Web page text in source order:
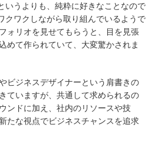
いうよりも、純粋に好きなことなので
クワクしながら取り組んでいるようで
ォリオを見せてもらうと、目を見張
めて作られていて、大変驚かされま
ビジネスデザイナーという肩書きの
ていますが、共通して求められるの
ンドに加え、社内のリソースや技
たな視点でビジネスチャンスを追求